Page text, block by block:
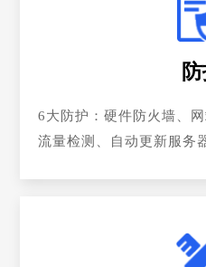
6大防护：硬件防火墙、
流量检测、自动更新服务